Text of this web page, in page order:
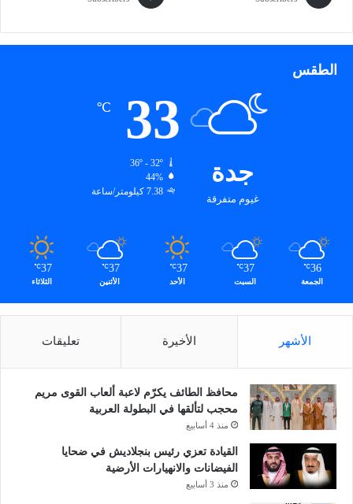
ش
رالطقس
جدة
غيوم متفرقة
33
℃
36º - 32º
44%
7.38 كيلومتر/ساعة
36
℃
الجمعة
37
℃
السبت
37
℃
الأحد
37
℃
الأثنين
37
℃
الثلاثاء
الأشهر الأخيرة تعليقات
محافظ الطائف يكرّم لاعبة ألعاب القوى مريم
محجب لتألقها في البطولة العربية
منذ 4 أسابيع
القيادة تعزي رئيس بنجلاديش في ضحايا
الفيضانات والانهيارات الأرضية
منذ 3 أسابيع